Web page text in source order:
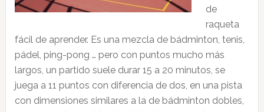
de
raqueta
fácil de aprender. Es una mezcla de bádminton, tenis,
pádel, ping-pong … pero con puntos mucho más
largos, un partido suele durar 15 a 20 minutos, se
juega a 11 puntos con diferencia de dos, en una pista
con dimensiones similares a la de bádminton dobles,